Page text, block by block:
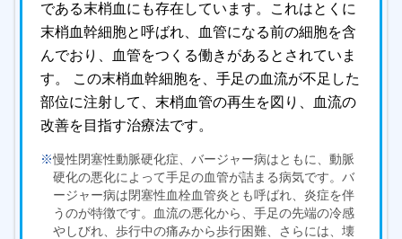
である末梢血にも存在しています。これはとくに
末梢血幹細胞と呼ばれ、血管になる前の細胞を含
んでおり、血管をつくる働きがあるとされていま
す。 この末梢血幹細胞を、手足の血流が不足した
部位に注射して、末梢血管の再生を図り、血流の
改善を目指す治療法です。
※慢性閉塞性動脈硬化症、バージャー病はともに、動脈
硬化の悪化によって手足の血管が詰まる病気です。バ
ージャー病は閉塞性血栓血管炎とも呼ばれ、炎症を伴
うのが特徴です。血流の悪化から、手足の先端の冷感
やしびれ、歩行中の痛みから歩行困難、さらには、壊